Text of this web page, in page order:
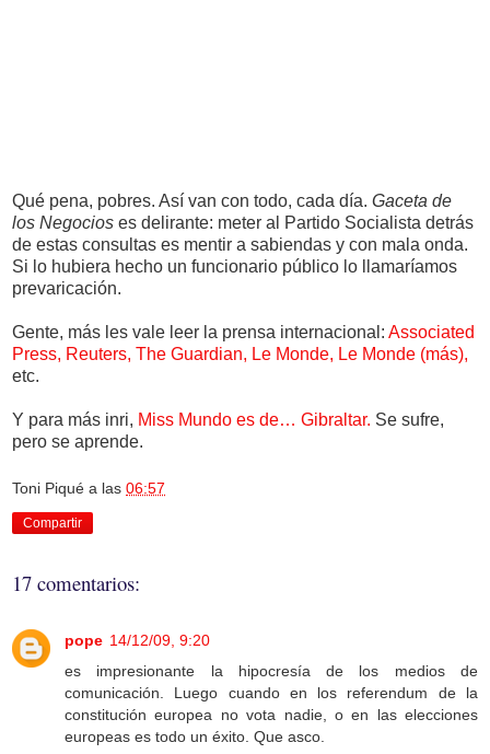
Qué pena, pobres. Así van con todo, cada día. Gaceta de
los Negocios es delirante: meter al Partido Socialista detrás
de estas consultas es mentir a sabiendas y con mala onda.
Si lo hubiera hecho un funcionario público lo llamaríamos
prevaricación.
Gente, más les vale leer la prensa internacional: Associated
Press, Reuters, The Guardian, Le Monde, Le Monde (más),
etc.
Y para más inri, Miss Mundo es de… Gibraltar. Se sufre,
pero se aprende.
Toni Piqué a las 06:57
Compartir
17 comentarios:
pope 14/12/09, 9:20
es impresionante la hipocresía de los medios de
comunicación. Luego cuando en los referendum de la
constitución europea no vota nadie, o en las elecciones
europeas es todo un éxito. Que asco.